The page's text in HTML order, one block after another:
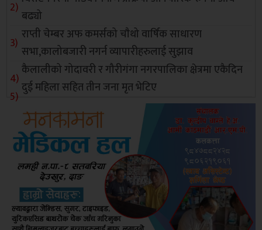
बढ्यो
राप्ती चेम्बर अफ कमर्सको चाैथो वार्षिक साधारण
सभा,कालोबजारी नगर्न व्यापारीहरुलाई सुझाव
कैलालीको गोदावरी र गौरीगंगा नगरपालिका क्षेत्रमा एकैदिन
दुई महिला सहित तीन जना मृत भेटिए